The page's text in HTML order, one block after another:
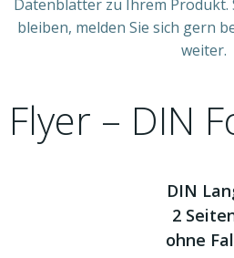
Datenblätter zu Ihrem Produkt.
bleiben, melden Sie sich gern
weiter.
Flyer – DIN
DIN
2
ohne